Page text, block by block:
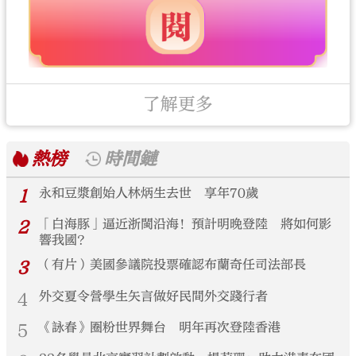
了解更多
熱榜
時間鏈
1
永和豆漿創始人林炳生去世 享年70歲
2
「白海豚」逼近浙閩沿海！預計明晚登陸 將如何影
響我國？
3 （有片）美國參議院投票確認布蘭奇任司法部長
4 外交夏令營學生矢言做好民間外交踐行者
5 《詠春》圈粉世界舞台 明年再次登陸香港